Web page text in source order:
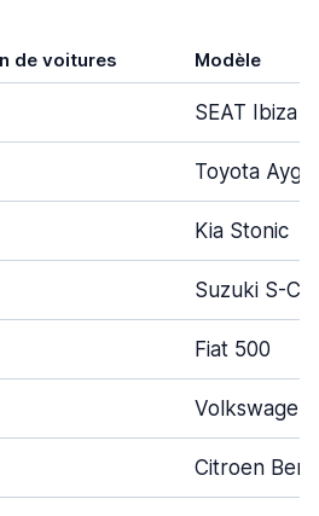
de voitures Modèle
SEAT Ibiza
Toyota Aygo
Kia Stonic
Suzuki S-
Fiat 500
Volkswagen
Citroen